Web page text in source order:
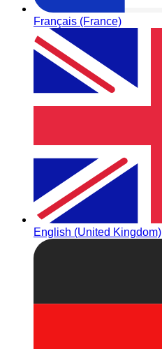
Français (France)
English (United Kingdom)